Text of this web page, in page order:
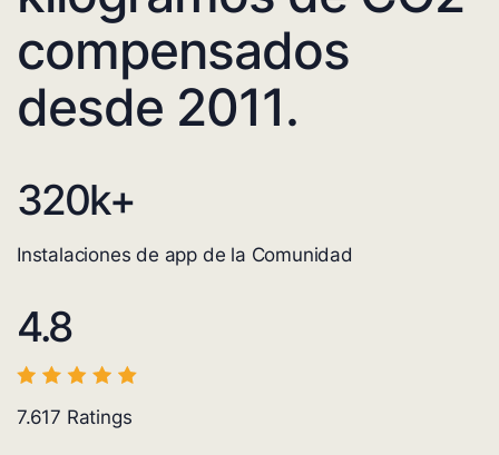
compensados
desde 2011.
320k+
Instalaciones de app de la Comunidad
4.8
7.617 Ratings